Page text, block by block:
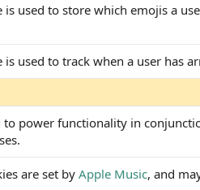
is used to store which emojis a
is used to track when a user has
power functionality in
are set by Apple Music, and